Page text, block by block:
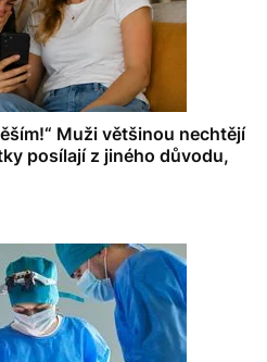
Muži většinou nechtějí
posílají z jiného důvodu,